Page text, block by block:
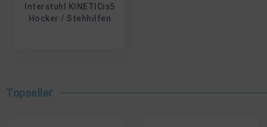
Interstuhl KINETICis5
Hocker / Stehhilfen
Topseller